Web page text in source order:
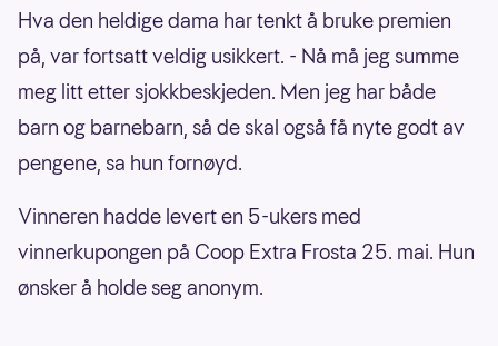
Hva den heldige dama har tenkt å bruke premien
på, var fortsatt veldig usikkert. - Nå må jeg summe
meg litt etter sjokkbeskjeden. Men jeg har både
barn og barnebarn, så de skal også få nyte godt av
pengene, sa hun fornøyd.
Vinneren hadde levert en 5-ukers med
vinnerkupongen på Coop Extra Frosta 25. mai. Hun
ønsker å holde seg anonym.